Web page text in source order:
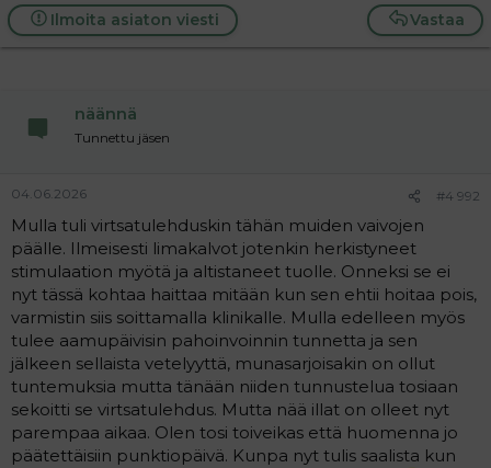
Vastaa
Ilmoita asiaton viesti
näännä
Tunnettu jäsen
04.06.2026 #4 992
Mulla tuli virtsatulehduskin tähän muiden vaivojen
päälle. Ilmeisesti limakalvot jotenkin herkistyneet
stimulaation myötä ja altistaneet tuolle. Onneksi se ei
nyt tässä kohtaa haittaa mitään kun sen ehtii hoitaa pois,
varmistin siis soittamalla klinikalle. Mulla edelleen myös
tulee aamupäivisin pahoinvoinnin tunnetta ja sen
jälkeen sellaista vetelyyttä, munasarjoisakin on ollut
tuntemuksia mutta tänään niiden tunnustelua tosiaan
sekoitti se virtsatulehdus. Mutta nää illat on olleet nyt
parempaa aikaa. Olen tosi toiveikas että huomenna jo
päätettäisiin punktiopäivä. Kunpa nyt tulis saalista kun